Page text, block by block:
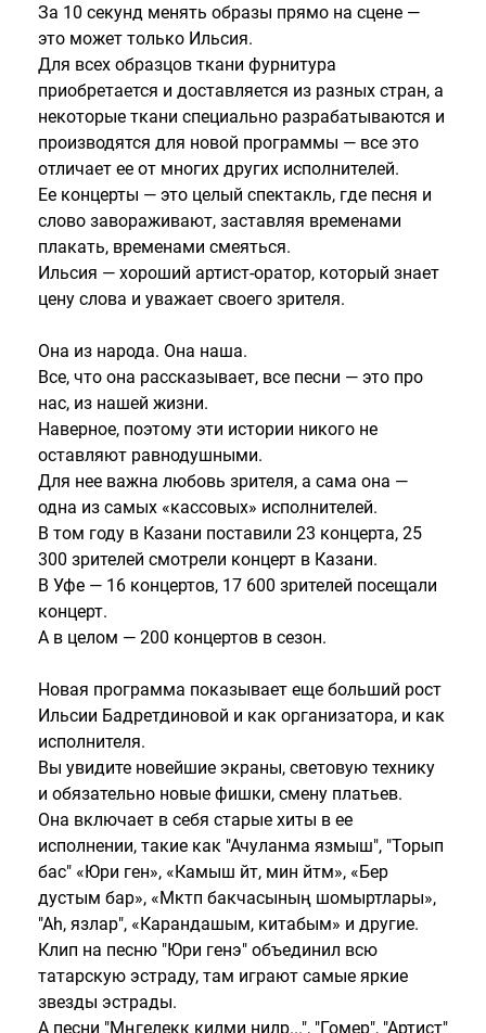
За 10 секунд менять образы прямо на сцене —
это может только Ильсия.
Для всех образцов ткани фурнитура
приобретается и доставляется из разных стран, а
некоторые ткани специально разрабатываются и
производятся для новой программы — все это
отличает ее от многих других исполнителей.
Ее концерты — это целый спектакль, где песня и
слово завораживают, заставляя временами
плакать, временами смеяться.
Ильсия — хороший артист-оратор, который знает
цену слова и уважает своего зрителя.
Она из народа. Она наша.
Все, что она рассказывает, все песни — это про
нас, из нашей жизни.
Наверное, поэтому эти истории никого не
оставляют равнодушными.
Для нее важна любовь зрителя, а сама она —
одна из самых «кассовых» исполнителей.
В том году в Казани поставили 23 концерта, 25
300 зрителей смотрели концерт в Казани.
В Уфе — 16 концертов, 17 600 зрителей посещали
концерт.
А в целом — 200 концертов в сезон.
Новая программа показывает еще больший рост
Ильсии Бадретдиновой и как организатора, и как
исполнителя.
Вы увидите новейшие экраны, световую технику
и обязательно новые фишки, смену платьев.
Она включает в себя старые хиты в ее
исполнении, такие как "Ачуланма язмыш", "Торып
бас" «Юри генә», «Камыш әйтә, мин әйтәм», «Бер
дустым бар», «Мәктәп бакчасының шомыртлары»,
"Аһ, язлар", «Карандашым, китабым» и другие.
Клип на песню "Юри генэ" объединил всю
татарскую эстраду, там играют самые яркие
звезды эстрады.
А песни "Мәңгелеккә килми әниләр...", "Гомер", "Артист"